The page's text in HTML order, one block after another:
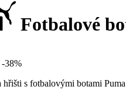
Fotbalové
-38%
s fotbalovými botami